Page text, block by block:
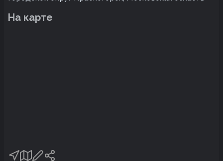
На карте